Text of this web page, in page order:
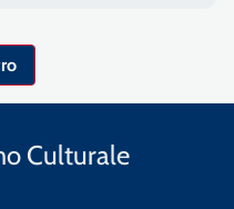
Culturale